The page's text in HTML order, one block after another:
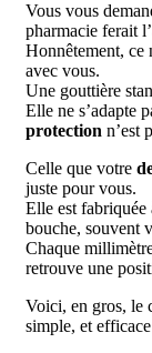
Vous vous
pharmacie ferait
Honnêtement, ce
avec vous.
Une gouttière
Elle ne s’adapte
protection n’est
Celle que votre
juste pour vous.
Elle est fabriquée
bouche, souvent
Chaque
retrouve une
Voici, en gros, le
simple, et